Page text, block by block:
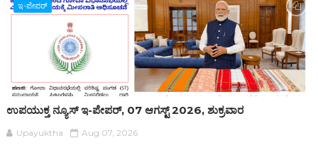
ಇ-ಪೇಪರ್‌
ಉಪಯುಕ್ತ ನ್ಯೂಸ್ ಇ-ಪೇಪರ್, 07 ಆಗಸ್ಟ್ 2026, ಶುಕ್ರವಾರ
Upayuktha Aug 07, 2026